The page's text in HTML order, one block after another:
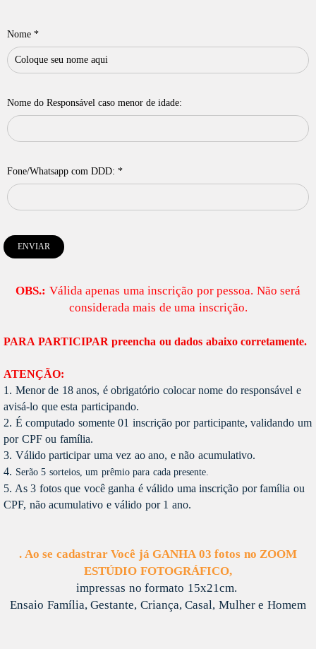
Nome *
Nome do Responsável caso menor de idade:
Fone/Whatsapp com DDD: *
ENVIAR
OBS.: Válida apenas uma inscrição por pessoa. Não será
considerada mais de uma inscrição.
PARA PARTICIPAR preencha ou dados abaixo corretamente.
ATENÇÃO:
1. Menor de 18 anos, é obrigatório colocar nome do responsável e
avisá-lo que esta participando.
2. É computado somente 01 inscrição por participante, validando um
por CPF ou família.
3. Válido participar uma vez ao ano, e não acumulativo.
4. Serão 5 sorteios, um prêmio para cada presente.
5. As 3 fotos que você ganha é válido uma inscrição por família ou
CPF, não acumulativo e válido por 1 ano.
. Ao se cadastrar Você já GANHA 03 fotos no ZOOM
ESTÚDIO FOTOGRÁFICO,
impressas no formato 15x21cm.
Ensaio Família, Gestante, Criança, Casal, Mulher e Homem